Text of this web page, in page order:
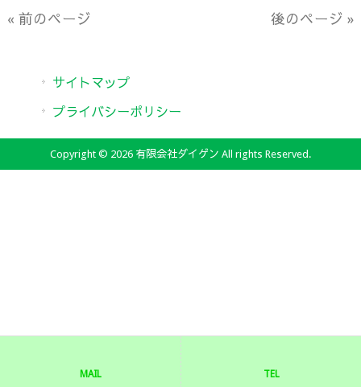
« 前のページ 後のページ »
サイトマップ
プライバシーポリシー
Copyright © 2026 有限会社ダイゲン All rights Reserved.
MAIL TEL